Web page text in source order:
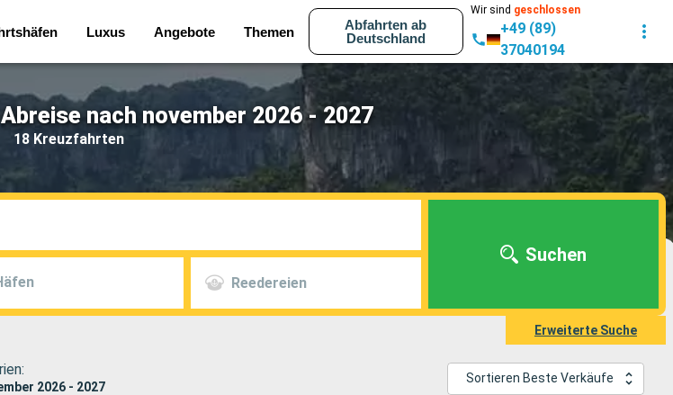
Luxus Angebote Themen
Abfahrten ab
Deutschland
Wir sind geschlossen
+49 (89)
37040194
nach november 2026 - 2027
18 Kreuzfahrten
Reedereien
Suchen
Erweiterte Suche
2026 - 2027
Sortieren Beste Verkäufe